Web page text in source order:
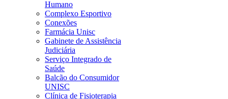
Humano
Complexo Esportivo
Conexões
Farmácia Unisc
Gabinete de Assistência
Judiciária
Serviço Integrado de
Saúde
Balcão do Consumidor
UNISC
Clínica de Fisioterapia